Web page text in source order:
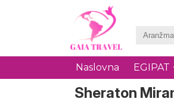
Naslovna EGIPAT
Sheraton